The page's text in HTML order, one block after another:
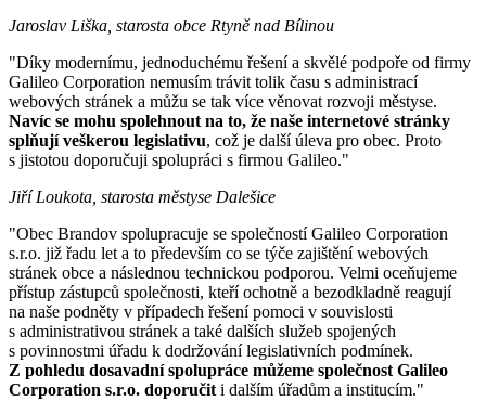
Jaroslav Liška, starosta obce Rtyně nad Bílinou
"Díky modernímu, jednoduchému řešení a skvělé podpoře od firmy
Galileo Corporation nemusím trávit tolik času s administrací
webových stránek a můžu se tak více věnovat rozvoji městyse.
Navíc se mohu spolehnout na to, že naše internetové stránky
splňují veškerou legislativu, což je další úleva pro obec. Proto
s jistotou doporučuji spolupráci s firmou Galileo."
Jiří Loukota, starosta městyse Dalešice
"Obec Brandov spolupracuje se společností Galileo Corporation
s.r.o. již řadu let a to především co se týče zajištění webových
stránek obce a následnou technickou podporou. Velmi oceňujeme
přístup zástupců společnosti, kteří ochotně a bezodkladně reagují
na naše podněty v případech řešení pomoci v souvislosti
s administrativou stránek a také dalších služeb spojených
s povinnostmi úřadu k dodržování legislativních podmínek.
Z pohledu dosavadní spolupráce můžeme společnost Galileo
Corporation s.r.o. doporučit i dalším úřadům a institucím."